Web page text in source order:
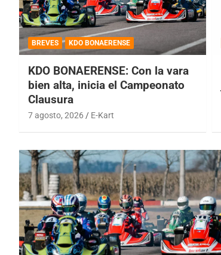
BREVES KDO BONAERENSE
KDO BONAERENSE: Con la vara
bien alta, inicia el Campeonato
Clausura
7 agosto, 2026 E-Kart